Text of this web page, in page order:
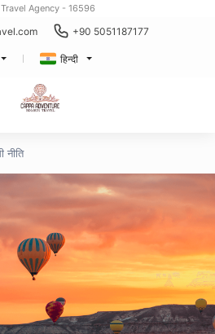
Agency - 16596
+90 5051187177
हिन्दी
नीति